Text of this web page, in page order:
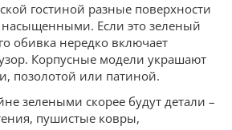
гостиной разные поверхности
насыщенными. Если это зеленый
обивка нередко включает
Корпусные модели украшают
позолотой или патиной.
зелеными скорее будут детали –
пушистые ковры,